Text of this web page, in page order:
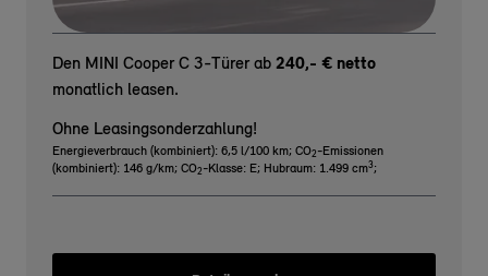
Den MINI Cooper C 3-Türer ab 240,- € netto
monatlich leasen.
Ohne Leasingsonderzahlung!
Energieverbrauch (kombiniert): 6,5 l/100 km; CO2 -Emissionen
(kombiniert): 146 g/km; CO2 -Klasse: E; Hubraum: 1.499 cm3;